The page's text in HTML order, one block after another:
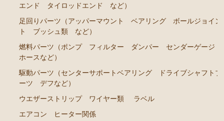
エンジンパーツ 7M-GTEU MZ20 MZ21
エンジンパーツ 1G-GTEU GZ20
エンジンパーツ 1G-GEU GZ20
エンジンパーツ 1G-EU GZ20
エンジンパーツ 1G-FE GZ20
ブレーキパーツ（マスターシリンダー リペアキッ
エンド タイロッドエンド など）
足回りパーツ（アッパーマウント ベアリング ボールジョイン
ト ブッシュ類 など）
燃料パーツ（ポンプ フィルター ダンパー センダーゲージ
ホースなど）
駆動パーツ（センターサポートベアリング ドライブシャフトブ
ーツ デフなど）
ウエザーストリップ ワイヤー類
ラベル
エアコン ヒーター関係